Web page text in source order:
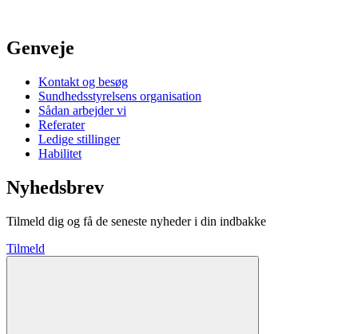
Genveje
Kontakt og besøg
Sundhedsstyrelsens organisation
Sådan arbejder vi
Referater
Ledige stillinger
Habilitet
Nyhedsbrev
Tilmeld dig og få de seneste nyheder i din indbakke
Tilmeld